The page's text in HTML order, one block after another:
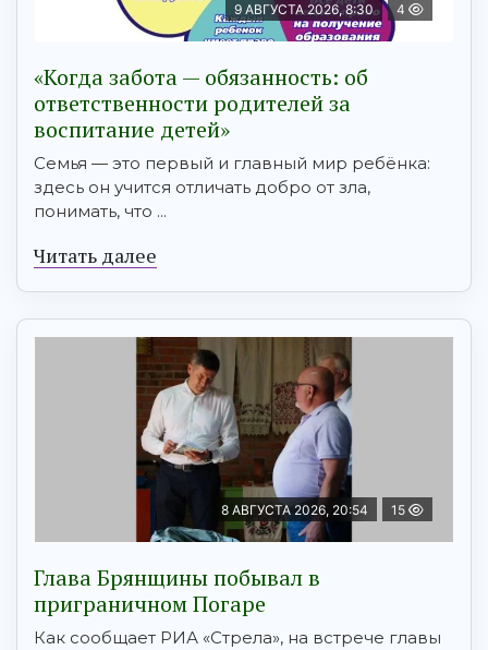
9 АВГУСТА 2026, 8:30 4
«Когда забота — обязанность: об
ответственности родителей за
воспитание детей»
Семья — это первый и главный мир ребёнка:
здесь он учится отличать добро от зла,
понимать, что ...
Читать далее
8 АВГУСТА 2026, 20:54 15
Глава Брянщины побывал в
приграничном Погаре
Как сообщает РИА «Стрела», на встрече главы